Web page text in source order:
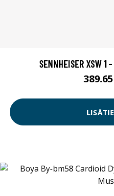
SENNHEISER XSW 1